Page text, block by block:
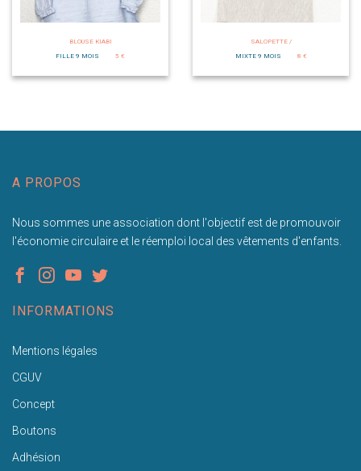
BLOUSE KIABI
FILLE 9 MOIS
5 €
SALOPETTE /
MIXTE 9 MOIS
8 €
A PROPOS
Nous sommes une association dont l'objectif est de promouvoir
l'économie circulaire et le réemploi local des vêtements d'enfants.
INFORMATIONS
Mentions légales
CGUV
Concept
Boutons
Adhésion